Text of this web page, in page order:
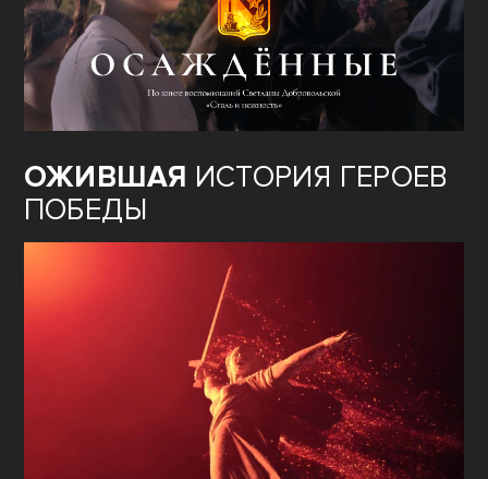
ОЖИВШАЯ ИСТОРИЯ ГЕРОЕВ
ПОБЕДЫ